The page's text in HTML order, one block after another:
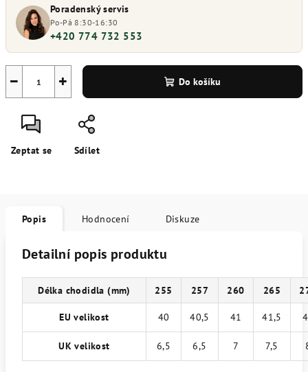
Poradenský servis
Po-Pá 8:30-16:30
+420 774 732 553
+
− Do košíku
Zeptat se Sdílet
Popis Hodnocení Diskuze
Detailní popis produktu
Délka chodidla (mm) 255 257 260 265
EU velikost 40 40,5 41 41,5
UK velikost 6,5 6,5 7 7,5